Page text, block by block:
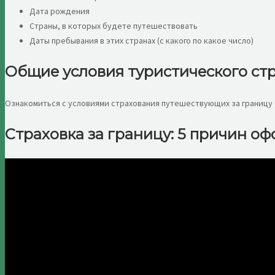
Дата рождения
Страны, в которых будете путешествовать
Даты пребывания в этих странах (с какого по какое число)
Общие условия туристического
Ознакомиться с условиями страхования путешествующих за
Страховка за границу: 5 причин